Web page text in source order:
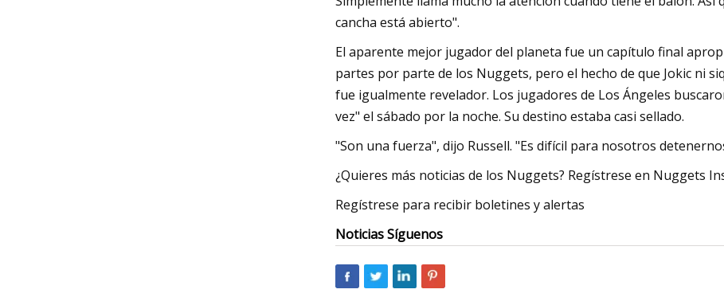
cancha está abierto".
El aparente mejor jugador del planeta fue un capítulo final
partes por parte de los Nuggets, pero el hecho de que Jokic ni
fue igualmente revelador. Los jugadores de Los Ángeles
vez" el sábado por la noche. Su destino estaba casi sellado.
"Son una fuerza", dijo Russell. "Es difícil para nosotros
¿Quieres más noticias de los Nuggets? Regístrese en Nuggets
Regístrese para recibir boletines y alertas
Noticias Síguenos